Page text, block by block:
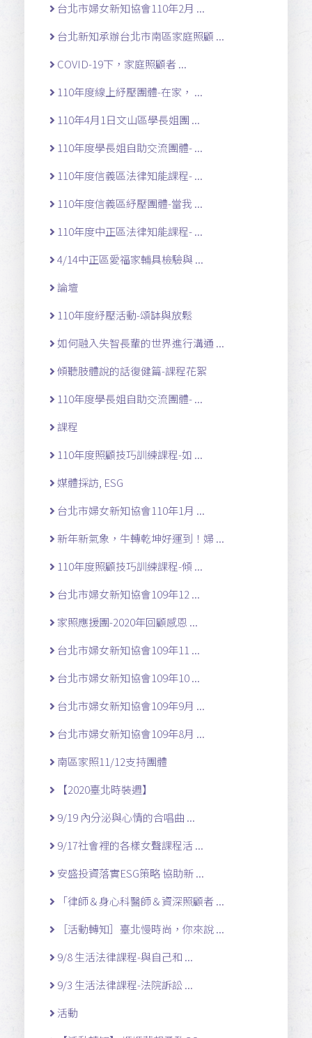
台北市婦女新知協會110年2月 ...
台北新知承辦台北市南區家庭照顧 ...
COVID-19下，家庭照顧者 ...
110年度線上紓壓團體-在家， ...
110年4月1日文山區學長姐團 ...
110年度學長姐自助交流團體- ...
110年度信義區法律知能課程- ...
110年度信義區紓壓團體-當我 ...
110年度中正區法律知能課程- ...
4/14中正區愛福家輔具檢驗與 ...
論壇
110年度紓壓活動-頌缽與放鬆
如何融入失智長輩的世界進行溝通 ...
傾聽肢體說的話復健篇-課程花絮
110年度學長姐自助交流團體- ...
課程
110年度照顧技巧訓練課程-如 ...
媒體採訪, ESG
台北市婦女新知協會110年1月 ...
新年新氣象，牛轉乾坤好運到！婦 ...
110年度照顧技巧訓練課程-傾 ...
台北市婦女新知協會109年12 ...
家照應援團-2020年回顧感恩 ...
台北市婦女新知協會109年11 ...
台北市婦女新知協會109年10 ...
台北市婦女新知協會109年9月 ...
台北市婦女新知協會109年8月 ...
南區家照11/12支持團體
【2020臺北時裝週】
9/19 內分泌與心情的合唱曲 ...
9/17社會裡的各樣女聲課程活 ...
安盛投資落實ESG策略 協助新 ...
「律師＆身心科醫師＆資深照顧者 ...
［活動轉知］臺北慢時尚，你來說 ...
9/8 生活法律課程-與自己和 ...
9/3 生活法律課程-法院訴訟 ...
活動